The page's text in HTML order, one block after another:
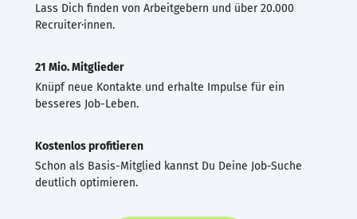
Lass Dich finden von Arbeitgebern und über 20.000
Recruiter·innen.
21 Mio. Mitglieder
Knüpf neue Kontakte und erhalte Impulse für ein
besseres Job-Leben.
Kostenlos profitieren
Schon als Basis-Mitglied kannst Du Deine Job-Suche
deutlich optimieren.